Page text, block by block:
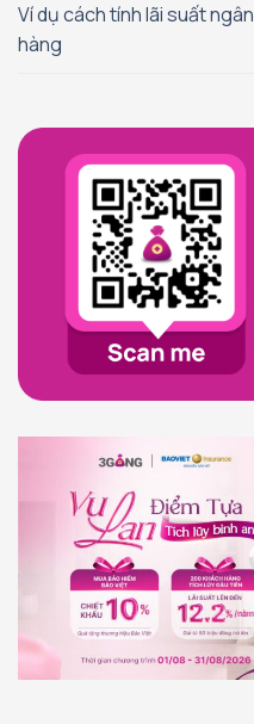
Ví dụ cách tính lãi suất ngân
hàng